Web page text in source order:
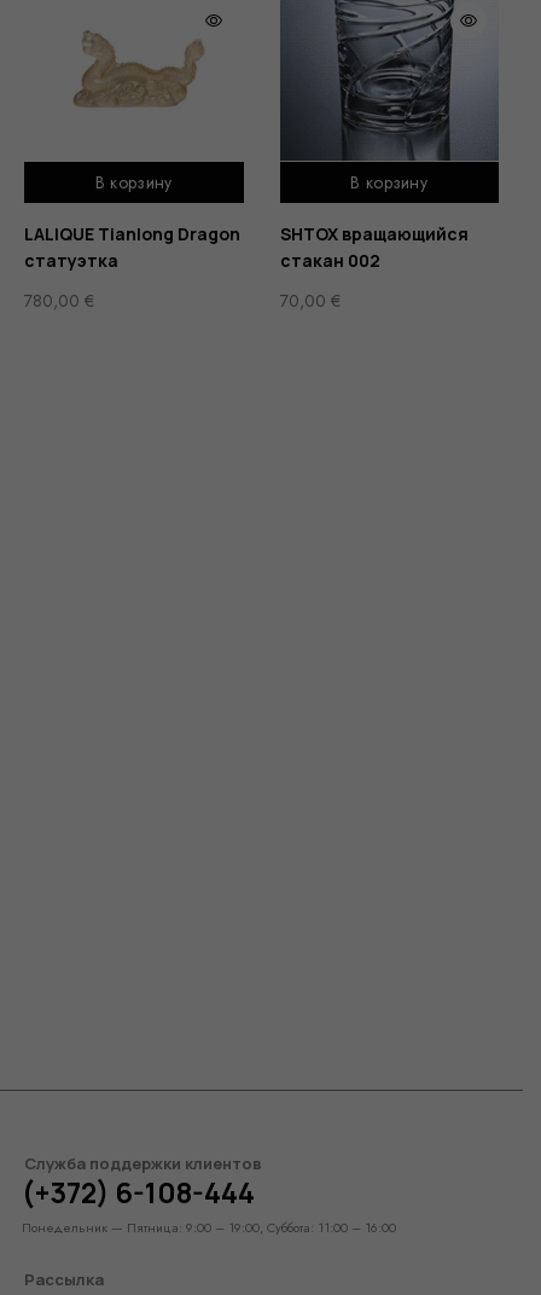
В корзину
LALIQUE Tianlong Dragon
статуэтка
780,00 €
В корзину
SHTOX вращающийся
стакан 002
70,00 €
Служба поддержки клиентов
(+372) 6-108-444
Понедельник — Пятница: 9:00 – 19:00, Суббота: 11:00 – 16:00
Рассылка